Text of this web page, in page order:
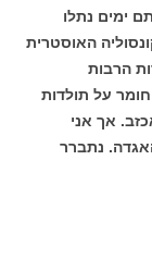
ימים נתלו
האוסטרית
הרבות
על תולדות
אך אני
נתברר